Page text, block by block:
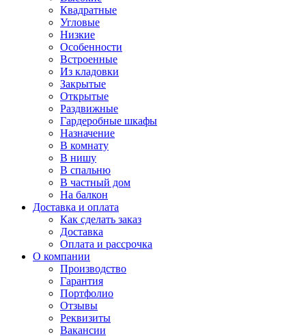
Квадратные
Угловые
Низкие
Особенности
Встроенные
Из кладовки
Закрытые
Открытые
Раздвижные
Гардеробные шкафы
Назначение
В комнату
В нишу
В спальню
В частный дом
На балкон
Доставка и оплата
Как сделать заказ
Доставка
Оплата и рассрочка
О компании
Производство
Гарантия
Портфолио
Отзывы
Реквизиты
Вакансии